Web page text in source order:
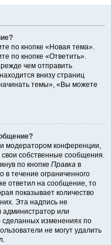
по кнопке «Новая тема».
по кнопке «Ответить».
чем отправить
внизу страниц
темы», «Вы можете
модератором конференции,
свои собственные сообщения.
по кнопке Правка в
в течение ограниченного
ответил на сообщение, то
показывает количество
Эта надпись не
администратор или
сделанных изменениях по
не могут удалить